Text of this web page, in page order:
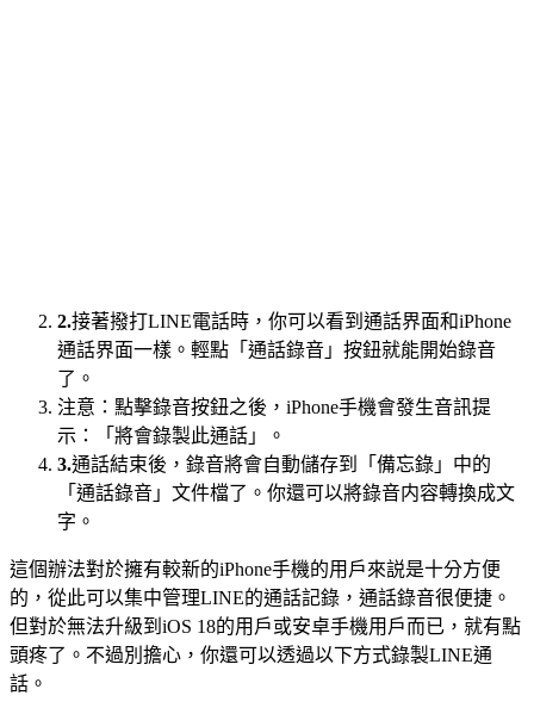
2.接著撥打LINE電話時，你可以看到通話界面和iPhone
通話界面一樣。輕點「通話錄音」按鈕就能開始錄音
了。
注意：點擊錄音按鈕之後，iPhone手機會發生音訊提
示：「將會錄製此通話」。
3.通話結束後，錄音將會自動儲存到「備忘錄」中的
「通話錄音」文件檔了。你還可以將錄音内容轉換成文
字。
這個辦法對於擁有較新的iPhone手機的用戶來説是十分方便
的，從此可以集中管理LINE的通話記錄，通話錄音很便捷。
但對於無法升級到iOS 18的用戶或安卓手機用戶而已，就有點
頭疼了。不過別擔心，你還可以透過以下方式錄製LINE通
話。